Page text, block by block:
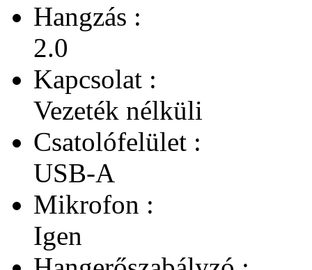
Hangzás :
2.0
Kapcsolat :
Vezeték nélküli
Csatolófelület :
USB-A
Mikrofon :
Igen